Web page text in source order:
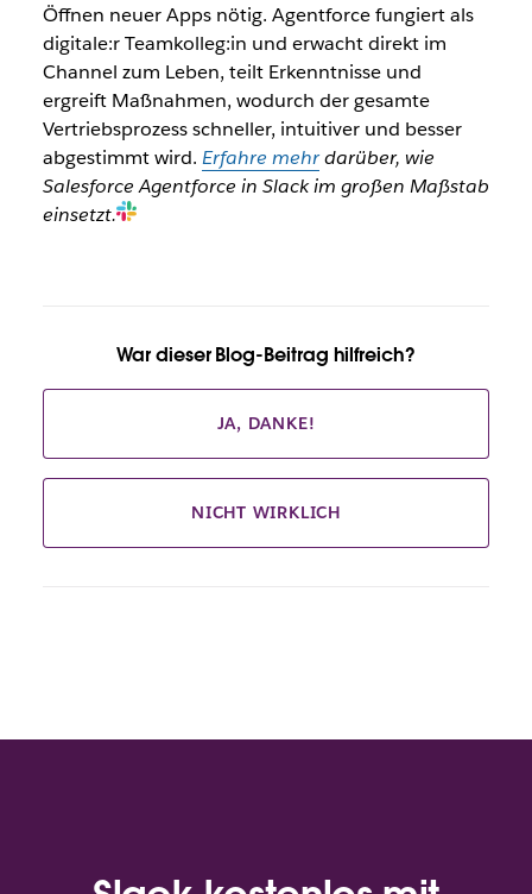
Öffnen neuer Apps nötig. Agentforce fungiert als
digitale:r Teamkolleg:in und erwacht direkt im
Channel zum Leben, teilt Erkenntnisse und
ergreift Maßnahmen, wodurch der gesamte
Vertriebsprozess schneller, intuitiver und besser
abgestimmt wird. Erfahre mehrdarüber, wie
Salesforce Agentforce in Slack im großen Maßstab
einsetzt.
War dieser Blog-Beitrag hilfreich?
JA, DANKE!
NICHT WIRKLICH